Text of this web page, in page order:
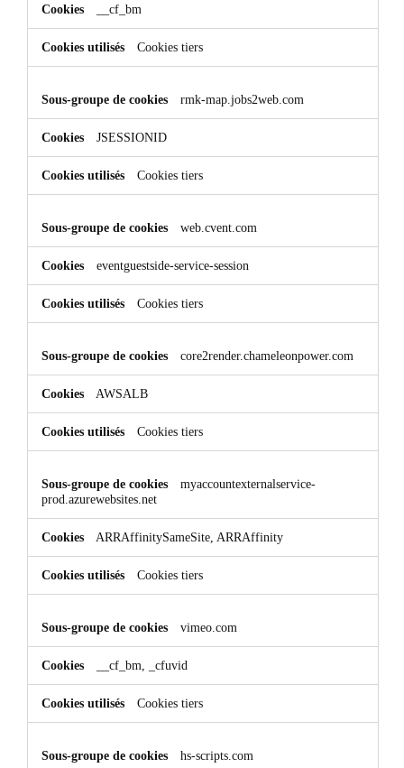
__cf_bm
Cookies tiers
rmk-map.jobs2web.com
JSESSIONID
Cookies tiers
web.cvent.com
eventguestside-service-session
Cookies tiers
core2render.chameleonpower.com
AWSALB
Cookies tiers
myaccountexternalservice-
prod.azurewebsites.net
ARRAffinitySameSite, ARRAffinity
Cookies tiers
vimeo.com
__cf_bm, _cfuvid
Cookies tiers
hs-scripts.com